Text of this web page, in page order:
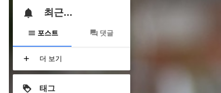
최근...
포스트 댓글
더 보기
태그